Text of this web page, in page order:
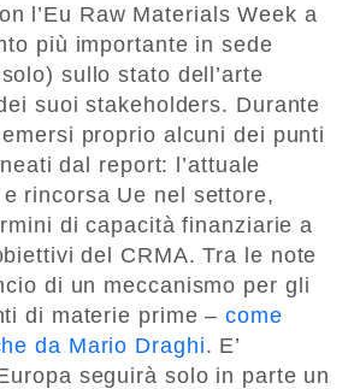
l’Eu Raw Materials Week a
più importante in sede
sullo stato dell’arte
suoi stakeholders. Durante
proprio alcuni dei punti
dal report: l’attuale
rincorsa Ue nel settore,
di capacità finanziarie a
del CRMA. Tra le note
di un meccanismo per gli
di materie prime –come
da Mario Draghi. E’
seguirà solo in parte un